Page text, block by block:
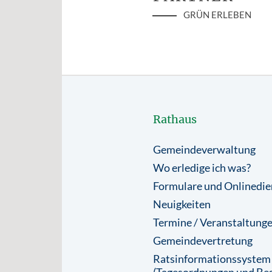
GRÜN ERLEBEN
Rathaus
Gemeindeverwaltung
Wo erledige ich was?
Formulare und
Neuigkeiten
Termine /
Gemeindevertretung
Ratsinformationssystem